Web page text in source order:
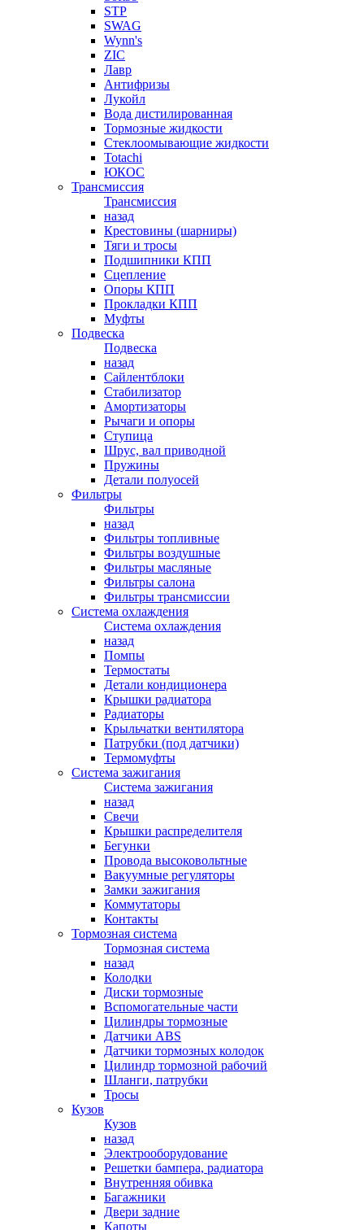
STP
SWAG
Wynn's
ZIC
Лавр
Антифризы
Лукойл
Вода дистилированная
Тормозные жидкости
Стеклоомывающие жидкости
Totachi
ЮКОС
Трансмиссия
Трансмиссия
назад
Крестовины (шарниры)
Тяги и тросы
Подшипники КПП
Сцепление
Опоры КПП
Прокладки КПП
Муфты
Подвеска
Подвеска
назад
Сайлентблоки
Стабилизатор
Амортизаторы
Рычаги и опоры
Ступица
Шрус, вал приводной
Пружины
Детали полуосей
Фильтры
Фильтры
назад
Фильтры топливные
Фильтры воздушные
Фильтры масляные
Фильтры салона
Фильтры трансмиссии
Система охлаждения
Система охлаждения
назад
Помпы
Термостаты
Детали кондиционера
Крышки радиатора
Радиаторы
Крыльчатки вентилятора
Патрубки (под датчики)
Термомуфты
Система зажигания
Система зажигания
назад
Свечи
Крышки распределителя
Бегунки
Провода высоковольтные
Вакуумные регуляторы
Замки зажигания
Коммутаторы
Контакты
Тормозная система
Тормозная система
назад
Колодки
Диски тормозные
Вспомогательные части
Цилиндры тормозные
Датчики ABS
Датчики тормозных колодок
Цилиндр тормозной рабочий
Шланги, патрубки
Тросы
Кузов
Кузов
назад
Электрооборудование
Решетки бампера, радиатора
Внутренняя обивка
Багажники
Двери задние
Капоты